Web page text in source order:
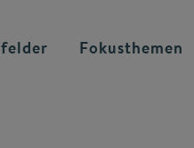
Fokusthemen